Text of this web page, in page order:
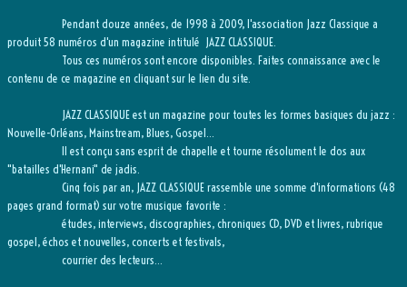
Pendant douze années, de 1998 à 2009, l'association Jazz Classique a
produit 58 numéros d'un magazine intitulé JAZZ CLASSIQUE.
Tous ces numéros sont encore disponibles. Faites connaissance avec le
contenu de ce magazine en cliquant sur le lien du site.
JAZZ CLASSIQUE est un magazine pour toutes les formes basiques du jazz :
Nouvelle-Orléans, Mainstream, Blues, Gospel...
Il est conçu sans esprit de chapelle et tourne résolument le dos aux
"batailles d'Hernani" de jadis.
Cinq fois par an, JAZZ CLASSIQUE rassemble une somme d'informations (48
pages grand format) sur votre musique favorite :
études, interviews, discographies, chroniques CD, DVD et livres, rubrique
gospel, échos et nouvelles, concerts et festivals,
courrier des lecteurs...